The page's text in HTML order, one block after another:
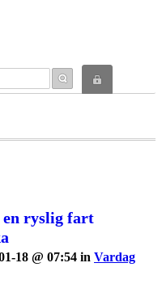
ryslig fart
18 @ 07:54 in Vardag